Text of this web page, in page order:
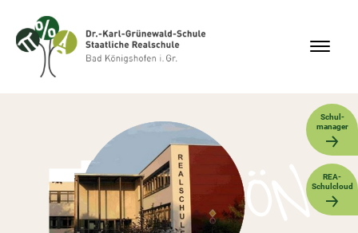
Schul-
manager
REA-
Schulcloud